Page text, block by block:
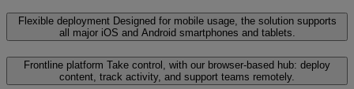
Flexible deployment Designed for mobile usage, the solution supports
all major iOS and Android smartphones and tablets.
Frontline platform Take control, with our browser-based hub: deploy
content, track activity, and support teams remotely.